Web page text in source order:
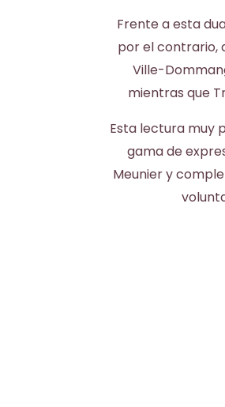
Frente a esta
por el contrario,
Ville-
mientras que
Esta lectura muy
gama de
Meunier y